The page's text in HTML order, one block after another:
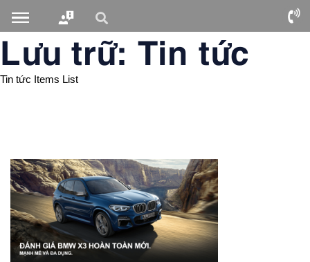
Lưu trữ: Tin tức
Tin tức Items List